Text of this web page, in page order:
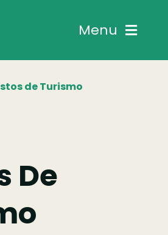
Menu
Comer
de Turismo
De